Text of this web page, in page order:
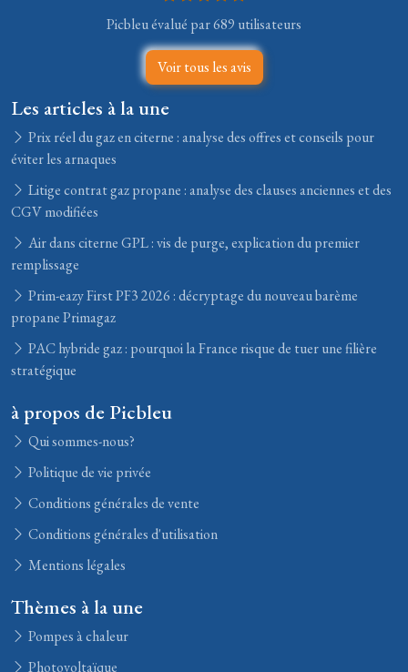
Picbleu évalué par 689 utilisateurs
Voir tous les avis
Les articles à la une
Prix réel du gaz en citerne : analyse des offres et conseils pour
éviter les arnaques
Litige contrat gaz propane : analyse des clauses anciennes et des
CGV modifiées
Air dans citerne GPL : vis de purge, explication du premier
remplissage
Prim-eazy First PF3 2026 : décryptage du nouveau barème
propane Primagaz
PAC hybride gaz : pourquoi la France risque de tuer une filière
stratégique
à propos de Picbleu
Qui sommes-nous?
Politique de vie privée
Conditions générales de vente
Conditions générales d'utilisation
Mentions légales
Thèmes à la une
Pompes à chaleur
Photovoltaïque